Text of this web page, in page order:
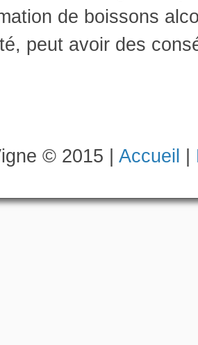
de boissons
peut avoir des
© 2015 | Accueil